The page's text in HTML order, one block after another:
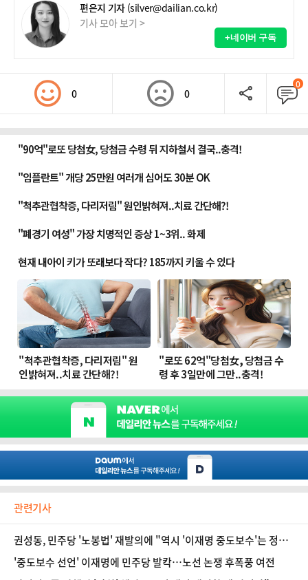
편은지 기자 (silver@dailian.co.kr)
기사 모아 보기 >
+네이버 구독
0 0
0
관련기사
권성동, 민주당 '노봉법' 재발의에 "역시 '이재명 중도보수'는 정치
사기"
'중도보수 선언' 이재명에 민주당 발칵…노선 논쟁 후폭풍 여전